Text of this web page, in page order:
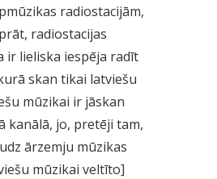
radiostacijām,
radiostacijas
ir lieliska iespēja radīt
skan tikai latviešu
mūzikai ir jāskan
kanālā, jo, pretēji tam,
ārzemju mūzikas
mūzikai veltīto]